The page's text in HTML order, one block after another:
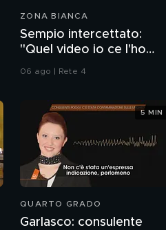
ZONA BIANCA
Sempio intercettato:
"Quel video io ce l'ho
dentro la penna"
06 ago | Rete 4
QUARTO GRADO
Garlasco: consulente
5 MIN